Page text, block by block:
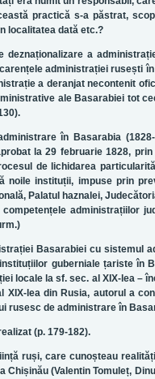
practică s-a păstrat,
localitatea dată etc.?
a
administrației rusești
a deranjat necontenit
ale Basarabiei tot
în Basarabia
la 29 februarie 1828,
de lichidarea
noile instituții, impuse prin
Palatul haznalei,
administrațiilor
Basarabiei cu sistemul
guberniale țariste în
locale la sf. sec. al XIX-lea –
lea din Rusia, autorul a
rusesc de administrare în
(p. 179-182).
ruși, care cunoșteau
(Valentin Tomuleț,